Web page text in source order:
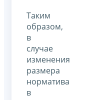
Таким
образом,
в
случае
изменения
размера
норматива
в